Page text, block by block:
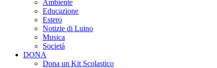
Ambiente
Educazione
Estero
Notizie di Luino
Musica
Società
DONA
Dona un Kit Scolastico